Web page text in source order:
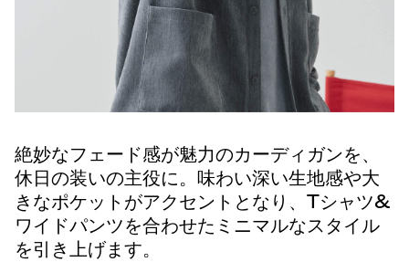
絶妙なフェード感が魅力のカーディガンを、
休日の装いの主役に。味わい深い生地感や大
きなポケットがアクセントとなり、Tシャツ&
ワイドパンツを合わせたミニマルなスタイル
を引き上げます。